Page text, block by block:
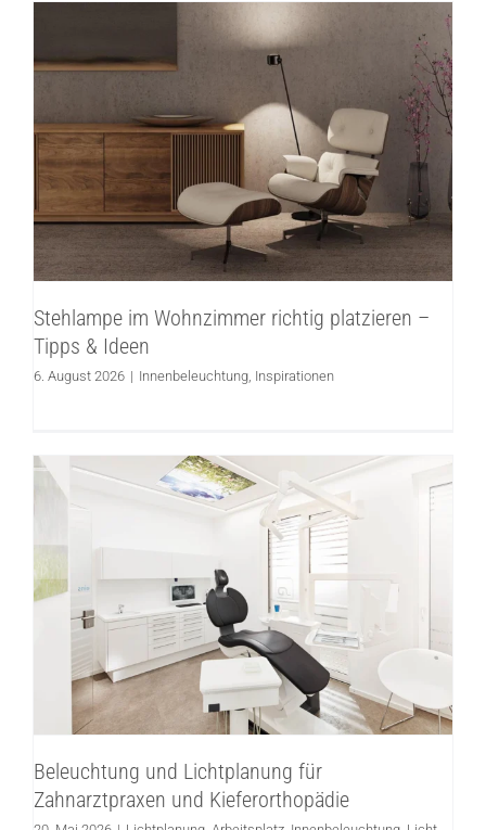
Stehlampe im Wohnzimmer richtig
platzieren – Tipps & Ideen
Innenbeleuchtung Inspirationen
Stehlampe im Wohnzimmer richtig platzieren –
Tipps & Ideen
6. August 2026 | Innenbeleuchtung, Inspirationen
Beleuchtung und Lichtplanung für
Zahnarztpraxen und Kieferorthopädie
Lichtplanung Arbeitsplatz Innenbeleuchtung
planen
Beleuchtung und Lichtplanung für
Zahnarztpraxen und Kieferorthopädie